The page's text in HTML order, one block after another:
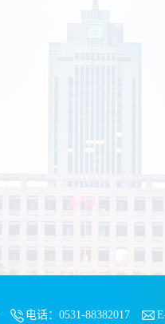
电话：0531-88382017